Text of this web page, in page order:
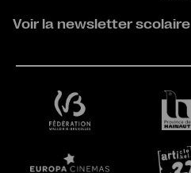
Voir la newsletter scolaire